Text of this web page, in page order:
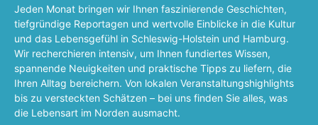
Jeden Monat bringen wir Ihnen faszinierende Geschichten,
tiefgründige Reportagen und wertvolle Einblicke in die Kultur
und das Lebensgefühl in Schleswig-Holstein und Hamburg.
Wir recherchieren intensiv, um Ihnen fundiertes Wissen,
spannende Neuigkeiten und praktische Tipps zu liefern, die
Ihren Alltag bereichern. Von lokalen Veranstaltungshighlights
bis zu versteckten Schätzen – bei uns finden Sie alles, was
die Lebensart im Norden ausmacht.